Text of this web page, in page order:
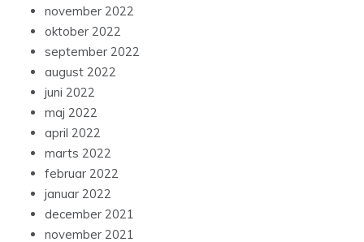
november 2022
oktober 2022
september 2022
august 2022
juni 2022
maj 2022
april 2022
marts 2022
februar 2022
januar 2022
december 2021
november 2021